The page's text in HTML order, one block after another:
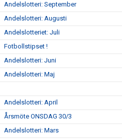
Andelslotteri: September
Andelslotteri: Augusti
Andelslotteriet: Juli
Fotbollstipset !
Andelslotteri: Juni
Andelslotteri: Maj
Andelslotteri: April
Årsmöte ONSDAG 30/3
Andelslotteri: Mars